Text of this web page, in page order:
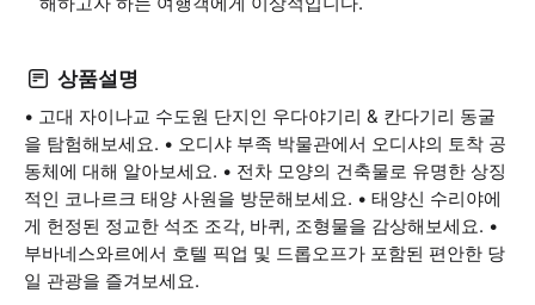
상품설명
• 고대 자이나교 수도원 단지인 우다야기리 & 칸다기리 동굴
을 탐험해보세요. • 오디샤 부족 박물관에서 오디샤의 토착 공
동체에 대해 알아보세요. • 전차 모양의 건축물로 유명한 상징
적인 코나르크 태양 사원을 방문해보세요. • 태양신 수리야에
게 헌정된 정교한 석조 조각, 바퀴, 조형물을 감상해보세요. •
부바네스와르에서 호텔 픽업 및 드롭오프가 포함된 편안한 당
일 관광을 즐겨보세요.